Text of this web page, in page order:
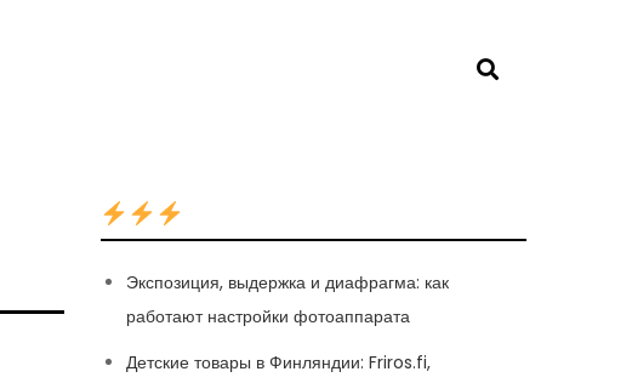
Экспозиция, выдержка и диафрагма: как
работают настройки фотоаппарата
Детские товары в Финляндии: Friros.fi,